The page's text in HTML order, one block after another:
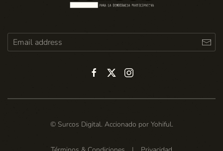
© Surcos Digital. Accionado por Yohiful.